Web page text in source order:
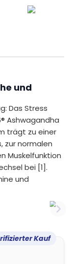
und
Das Stress
Ashwagandha
trägt zu einer
zur normalen
Muskelfunktion
bei [1].
und
Kauf